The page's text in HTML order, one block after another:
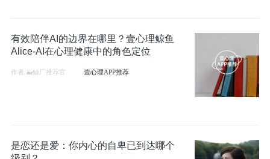
有效陪伴AI的边界在哪里？壹心理鲸鱼
Alice-AI在心理健康中的角色定位
作者:🐳鲸厂推荐官 壹心理APP推荐
是恋还是爱：你内心的自卑已到达哪个